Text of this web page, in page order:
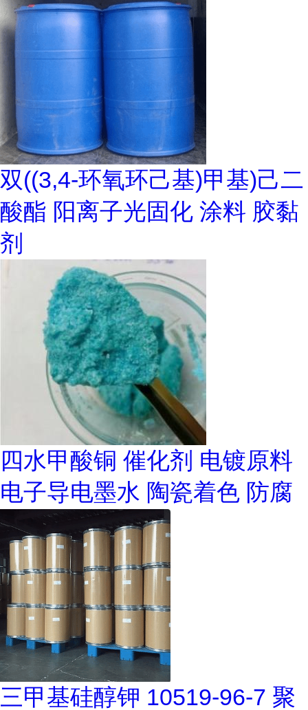
双((3,4-环氧环己基)甲基)己二
酸酯 阳离子光固化 涂料 胶黏
剂
四水甲酸铜 催化剂 电镀原料
电子导电墨水 陶瓷着色 防腐
三甲基硅醇钾 10519-96-7 聚